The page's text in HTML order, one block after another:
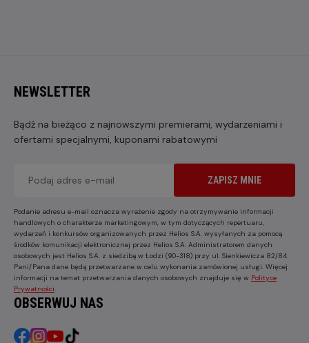
NEWSLETTER
Bądź na bieżąco z najnowszymi premierami, wydarzeniami i
ofertami specjalnymi, kuponami rabatowymi
ZAPISZ MNIE
Podanie adresu e-mail oznacza wyrażenie zgody na otrzymywanie informacji
handlowych o charakterze marketingowym, w tym dotyczących repertuaru,
wydarzeń i konkursów organizowanych przez Helios S.A. wysyłanych za pomocą
środków komunikacji elektronicznej przez Helios S.A. Administratorem danych
osobowych jest Helios S.A. z siedzibą w Łodzi (90-318) przy ul. Sienkiewicza 82/84.
Pani/Pana dane będą przetwarzane w celu wykonania zamówionej usługi. Więcej
informacji na temat przetwarzania danych osobowych znajduje się w Polityce
Prywatności
OBSERWUJ NAS